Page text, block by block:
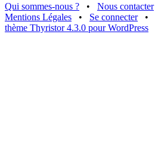
Qui sommes-nous ? • Nous contacter
Mentions Légales
• Se connecter •
thème Thyristor 4.3.0 pour WordPress